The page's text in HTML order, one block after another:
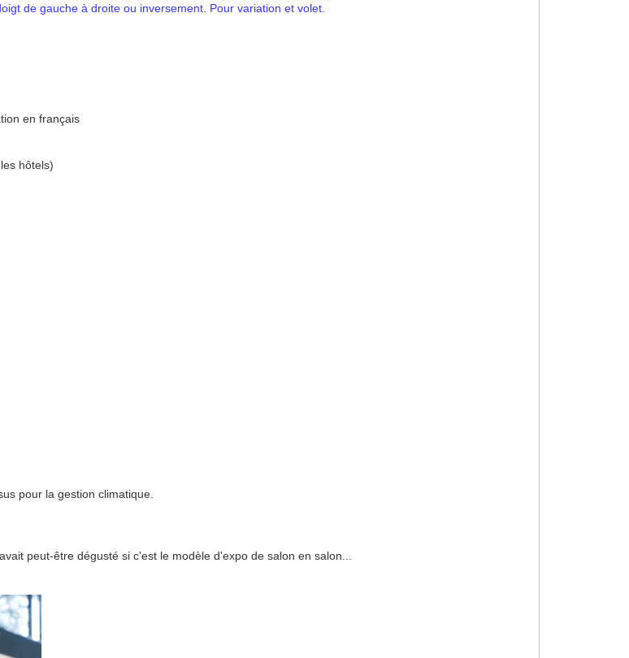
de gauche à droite ou inversement. Pour variation et volet.
en français
hôtels)
pour la gestion climatique.
peut-être dégusté si c'est le modèle d'expo de salon en salon...